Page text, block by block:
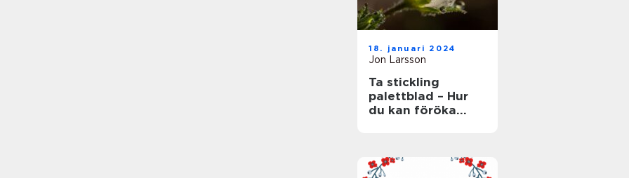
18. januari 2024
Jon Larsson
Ta stickling
palettblad – Hur
du kan föröka